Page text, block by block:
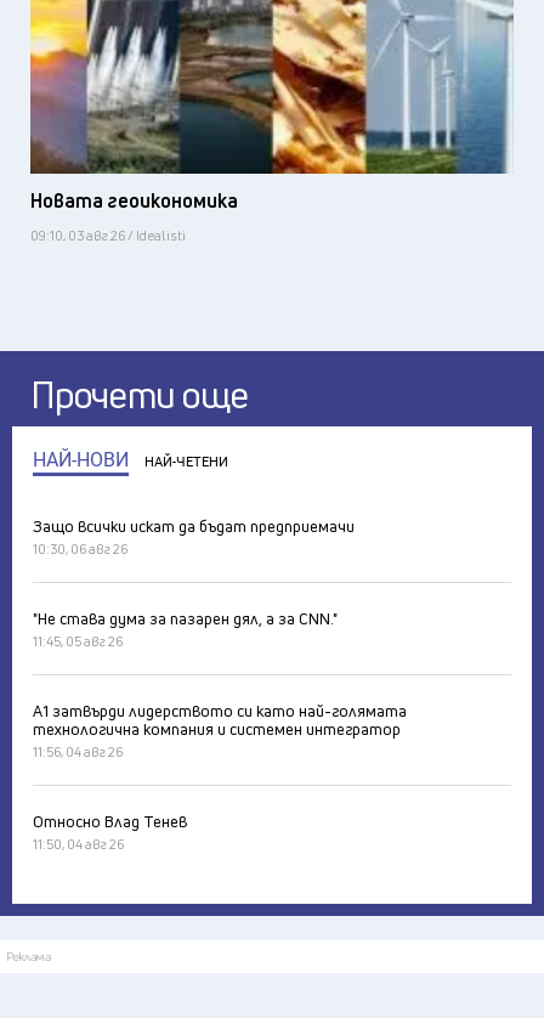
Новата геоикономика
09:10, 03 авг 26 / Idealisti
Прочети още
НАЙ-НОВИ НАЙ-ЧЕТЕНИ
Защо всички искат да бъдат предприемачи
10:30, 06 авг 26
"Не става дума за пазарен дял, а за CNN."
11:45, 05 авг 26
А1 затвърди лидерството си като най-голямата
технологична компания и системен интегратор
11:56, 04 авг 26
Относно Влад Тенев
11:50, 04 авг 26
Реклама